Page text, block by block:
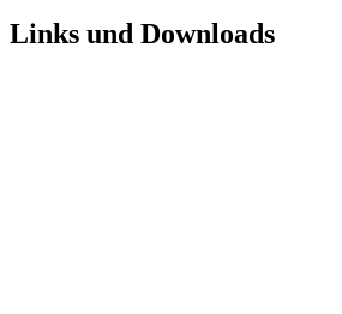
Links und Downloads